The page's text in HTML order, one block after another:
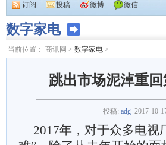
订阅 投稿 微博 微信
数字家电
当前位置： 商讯网 > 数字家电 >
跳出市场泥淖重
投稿: adg 2017-10-
2017年，对于众多电视